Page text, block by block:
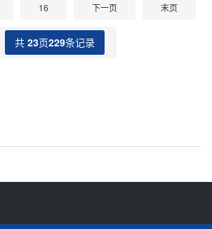
16 下一页 末页
共 23页229条记录